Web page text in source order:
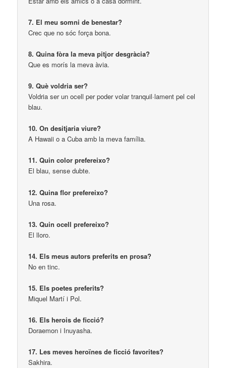
7. El meu somni de benestar?
Crec que no sóc força bona.
8. Quina fòra la meva pitjor desgràcia?
Que es morís la meva àvia.
9. Què voldria ser?
Voldria ser un ocell per poder volar tranquil·lament pel cel
blau.
10. On desitjaria viure?
A Hawaii o a Cuba amb la meva família.
11. Quin color prefereixo?
El blau, sense dubte.
12. Quina flor prefereixo?
Una rosa.
13. Quin ocell prefereixo?
El lloro.
14. Els meus autors preferits en prosa?
No en tinc.
15. Els poetes preferits?
Miquel Martí i Pol.
16. Els herois de ficció?
Doraemon i Inuyasha.
17. Les meves heroïnes de ficció favorites?
Sakhira.